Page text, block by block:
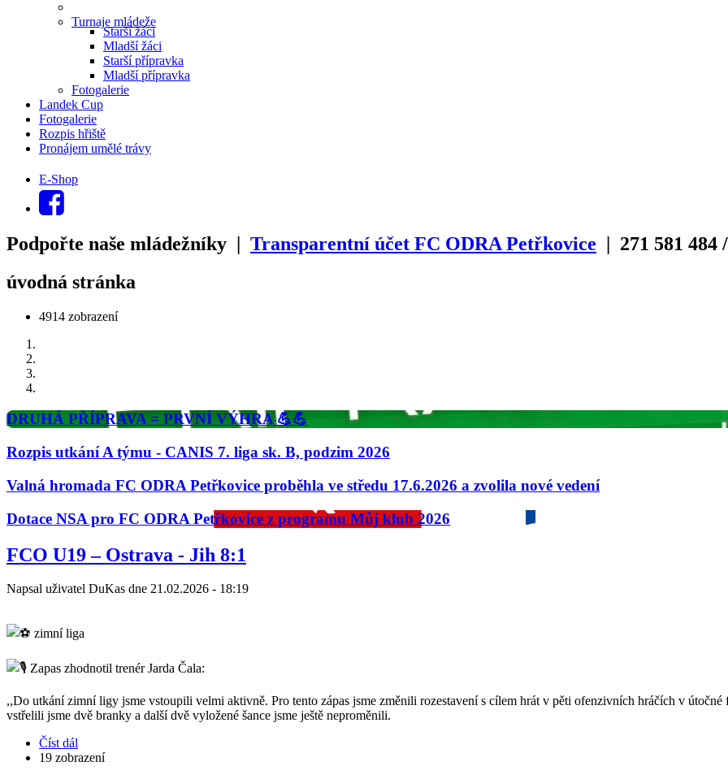
Turnaje mládeže
Starší žáci
Mladší žáci
Starší přípravka
Mladší přípravka
Fotogalerie
Landek Cup
Fotogalerie
Rozpis hřiště
Pronájem umělé trávy
E-Shop
Podpořte naše mládežníky | Transparentní účet FC ODRA Petřkovice | 271 581 484 /
úvodná stránka
4914 zobrazení
DRUHÁ PŘÍPRAVA = PRVNÍ VÝHRA 💪💪
Rozpis utkání A týmu - CANIS 7. liga sk. B, podzim 2026
Valná hromada FC ODRA Petřkovice proběhla ve středu 17.6.2026 a zvolila nové vedení
Dotace NSA pro FC ODRA Petřkovice z programu Můj klub 2026
Predchádzajúci
Nasledujúci
FCO U19 – Ostrava - Jih 8:1
Napsal uživatel DuKas dne 21.02.2026 - 18:19
zimní liga
Zapas zhodnotil trenér Jarda Čala:
,,Do utkání zimní ligy jsme vstoupili velmi aktivně. Pro tento zápas jsme změnili rozestavení s cílem hrát v pěti ofenzivních hráčích v
vstřelili jsme dvě branky a další dvě vyložené šance jsme ještě neproměnili.
Číst dál
FCO
19 zobrazení